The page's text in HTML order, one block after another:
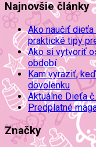
Najnovšie články
Ako naučiť
praktické tipy
Ako si vytvoriť
období
Kam vyraziť,
dovolenku
Aktuálne Dieťa
Predplatné
Značky